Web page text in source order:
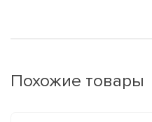
Похожие товары